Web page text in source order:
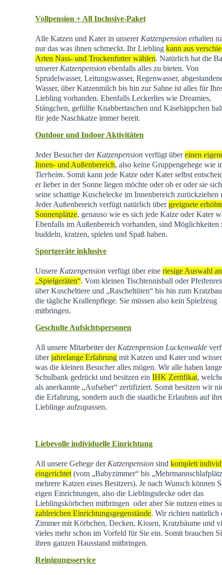
Vollpension + All Inclusive-Paket
Alle Katzen und Kater in unserer Katzenpensionerhalten
nur das was ihnen schmeckt. Ihr Liebling kann aus
Arten Nass- und Trockenfutter wählen. Natürlich hat die
unserer Katzenpensionebenfalls alles zu bieten. Von
Sprudelwasser, Leitungswasser, Regenwasser,
Wasser, über Katzenmilch bis hin zur Sahne ist alles für
Liebling vorhanden. Ebenfalls Leckerlies wie Dreamies,
Stängchen, gefüllte Knabbertaschen und Käsehäppchen
für jede Naschkatze immer bereit.
Outdoor und Indoor Aktivitäten
Jeder Besucher der Katzenpensionverfügt übereinen
Innen- und Außenbereich, also keine Gruppengehege wie
Tierheim. Somit kann jede Katze oder Kater selbst
er lieber in der Sonne liegen möchte oder ob er oder sie
seine schattige Kuschelecke im Innenbereich zurückziehen
Jeder Außenbereich verfügt natürlich über geeignete
Sonnenplätze, genauso wie es sich jede Katze oder Kater
Ebenfalls im Außenbereich vorhanden, sind Möglichkeiten
buddeln, kratzen, spielen und Spaß haben.
Sportgeräte inklusive
Unsere Katzenpensionverfügt über eine riesige Auswahl an
„Spielgeräten“. Vom kleinen Tischtennisball oder
über Kuscheltiere und „Rascheltüten“ bis hin zum
die tägliche Krallenpflege. Sie müssen also kein Spielzeug
mitbringen.
Geschulte Aufsichtspersonen
All unsere Mitarbeiter der Katzenpension Luckenwalde
überjahrelange Erfahrungmit Katzen und Kater und
was die kleinen Besucher alles mögen. Wir alle haben
Schulbank gedrückt und besitzen ein IHK Zertifikat,
als anerkannte „Aufseher“ zertifiziert. Somit besitzen wir
die Erfahrung, sondern auch die staatliche Erlaubnis auf
Lieblinge aufzupassen.
Liebevolle individuelle Einrichtung
All unsere Gehege der Katzenpensionsind komplett
eingerichtet(vom „Babyzimmer“ bis
mehrere Katzen eines Besitzers). Je nach Wunsch können
eigen Einrichtungen, also die Lieblingsdecke oder das
Lieblingskörbchen mitbringen oder aber Sie nutzen eines
zahlreichen Einrichtungsgegenstände. Wir richten natürlich
Zimmer mit Körbchen, Decken, Kissen, Kratzbäume und
vieles mehr schon im Vorfeld für Sie ein. Somit brauchen
ihren ganzen Hausstand mitbringen.
Reinigungsservice